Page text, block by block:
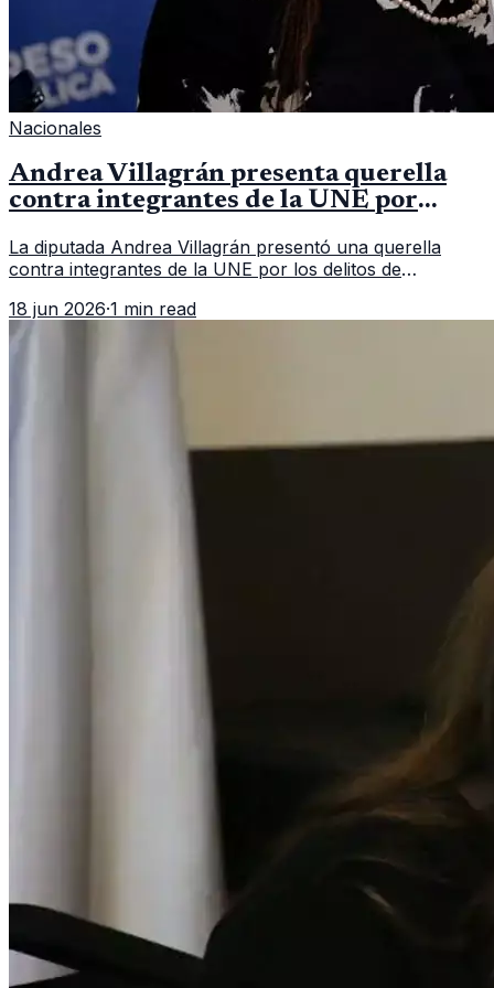
Nacionales
Andrea Villagrán presenta querella
contra integrantes de la UNE por
La diputada Andrea Villagrán presentó una querella
contra integrantes de la UNE por los delitos de
18 jun 2026·1 min read